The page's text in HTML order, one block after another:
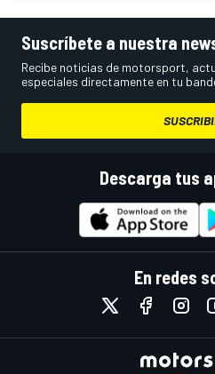
Suscríbete a nuestra
Recibe noticias de motorsport,
especiales directamente en tu
Descarga tus
En redes